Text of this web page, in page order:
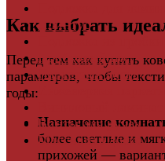
Как выбрать
Перед тем как купить
параметров, чтобы
годы:
Назначение
более светлые и
прихожей —
Плинтус
Подложка из пробки
Пробковый пол
Паркетная доска
Винты для ручек
Массивная доска